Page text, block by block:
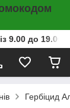
9.00 до
Гербіцид